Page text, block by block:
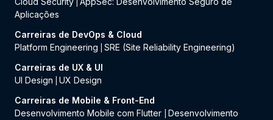
Aplicações
Carreiras de DevOps & Cloud
Platform Engineering
SRE (Site Reliability Engineering)
Carreiras de UX & UI
UI Design
UX Design
Carreiras de Mobile & Front-End
Desenvolvimento Mobile com Flutter
Desenvolvimento